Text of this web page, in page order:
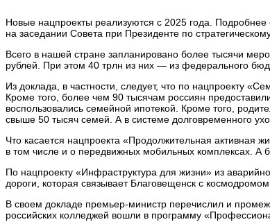
Новые нацпроекты реализуются с 2025 года.
на заседании Совета при Президенте по
Всего в нашей стране запланировано более тысячи
рублей. При этом 40 трлн из них — из федерального
Из доклада, в частности, следует, что по нацпроекту
Кроме того, более чем 90 тысячам россиян
воспользовались семейной ипотекой. Кроме того,
свыше 50 тысяч семей. А в системе долговременного
Что касается нацпроекта «Продолжительная активная
в том числе и о передвижных мобильных комплексах. А
По нацпроекту «Инфраструктура для жизни» из
дороги, которая связывает Благовещенск с
В своем докладе премьер-министр перечислил и
российских колледжей вошли в программу